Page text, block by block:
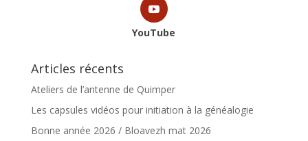
YouTube
Articles récents
Ateliers de l’antenne de Quimper
Les capsules vidéos pour initiation à la généalogie
Bonne année 2026 / Bloavezh mat 2026